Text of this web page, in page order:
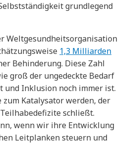
grundlegend
Weltgesundheitsorganisation
1,3 Milliarden
Behinderung. Diese Zahl
groß der ungedeckte Bedarf
und Inklusion noch immer ist.
zum Katalysator werden, der
schließt.
wenn wir ihre Entwicklung
Leitplanken steuern und